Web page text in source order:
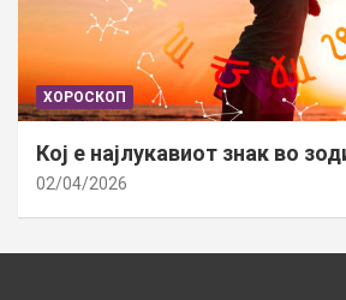
ХОРОСКОП
Кој е најлукавиот знак во
02/04/2026